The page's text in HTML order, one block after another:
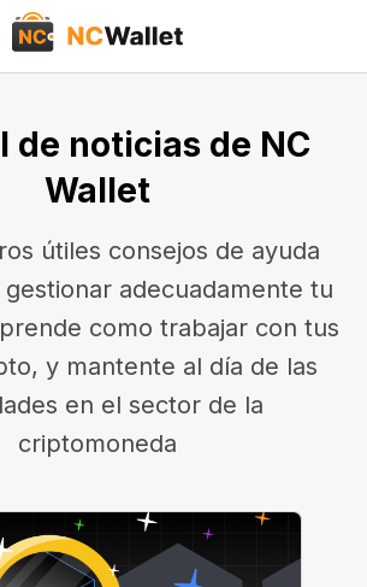
de noticias de NC
Wallet
útiles consejos de ayuda
adecuadamente tu
como trabajar con tus
y mantente al día de las
en el sector de la
criptomoneda